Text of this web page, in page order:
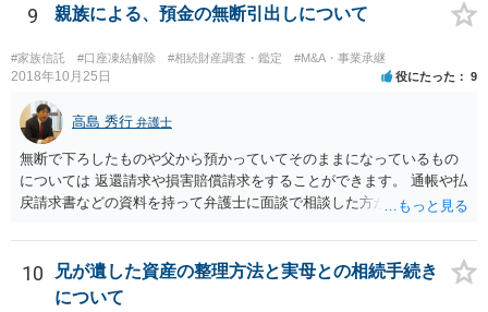
の事だけ考えるべきなのでしょうか ・・・お子さんの事をまで含め良
い解決案があればお悩みになるのは当然と言えば当然のことです。 彼
と親子関係を結びたいと思っているが、名字は変えたくない・・・養
子縁組の必要があり 氏も変更することになります。 しかし 彼は成人
しているとは言え、自分の子と私の連れ子、全て平等にしたいと希
望。もちろん私もそうできればと思います。 ・・・婚姻前の契約 あ
るいは 遺言書などで その意思を実現する方法はあります。 弁護
士に相談してみてください。
9 親族による、預金の無断引出しについて
#家族信託 #口座凍結解除 #相続財産調査・鑑定 #M&A・事業承継
2018年10月25日 役にたった 9
高島 秀行 弁護士
無断で下ろしたものや父から預かっていてそのままになっているもの
については 返還請求や損害賠償請求をすることができます。 通帳や払
戻請求書などの資料を持って弁護士に面談で相談した方がよいと思い
10
兄が遺した資産の整理方法と実母との相続手続き
について